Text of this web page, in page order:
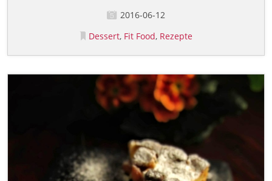
2016-06-12
Dessert Fit Food Rezepte